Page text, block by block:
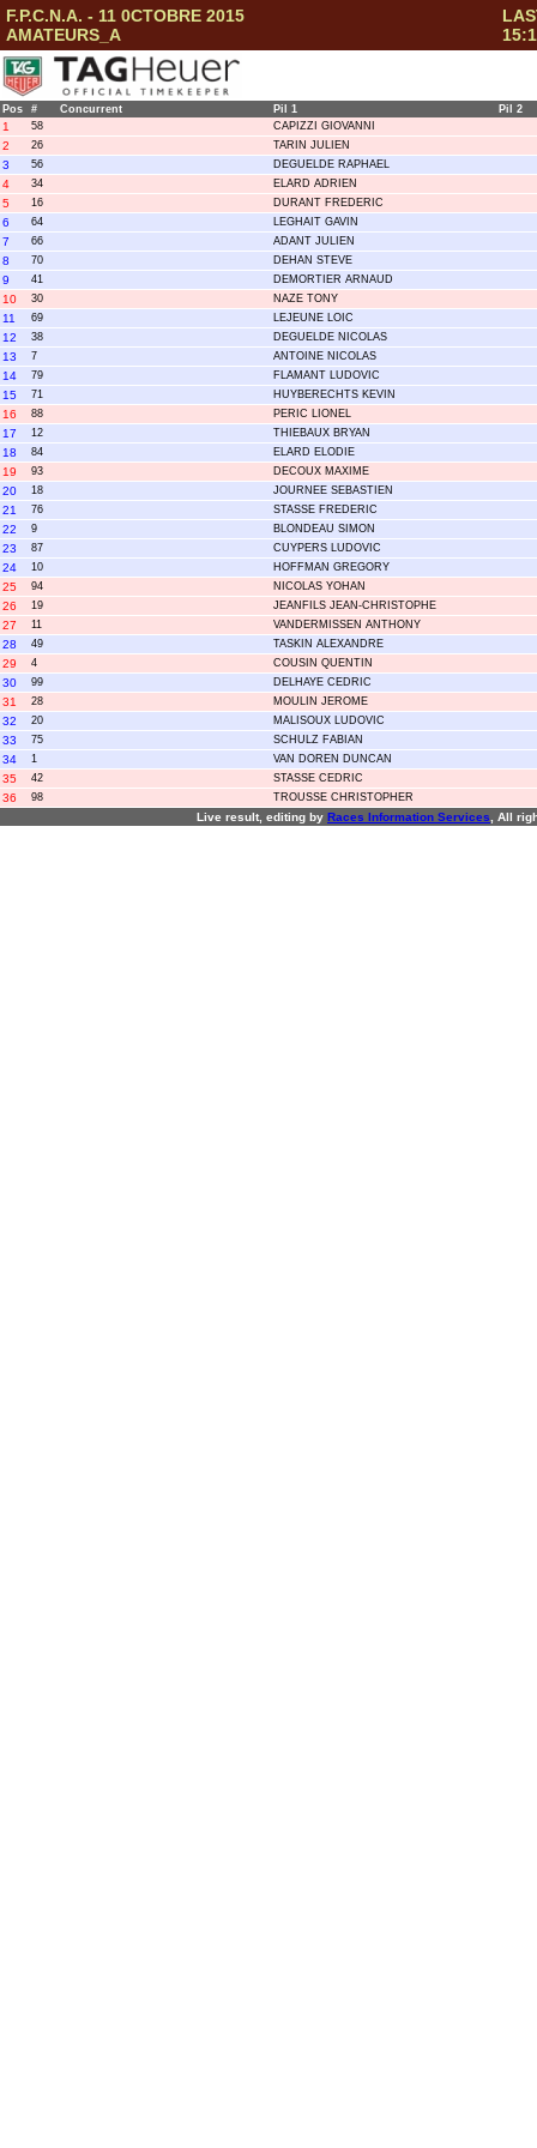
F.P.C.N.A. - 11 0CTOBRE 2015
AMATEURS_A
Pos # Concurrent Pil 1 Pil 2
1 58 CAPIZZI GIOVANNI
2 26 TARIN JULIEN
3 56 DEGUELDE RAPHAEL
4 34 ELARD ADRIEN
5 16 DURANT FREDERIC
6 64 LEGHAIT GAVIN
7 66 ADANT JULIEN
8 70 DEHAN STEVE
9 41 DEMORTIER ARNAUD
10 30 NAZE TONY
11 69 LEJEUNE LOIC
12 38 DEGUELDE NICOLAS
13 7 ANTOINE NICOLAS
14 79 FLAMANT LUDOVIC
15 71 HUYBERECHTS KEVIN
16 88 PERIC LIONEL
17 12 THIEBAUX BRYAN
18 84 ELARD ELODIE
19 93 DECOUX MAXIME
20 18 JOURNEE SEBASTIEN
21 76 STASSE FREDERIC
22 9 BLONDEAU SIMON
23 87 CUYPERS LUDOVIC
24 10 HOFFMAN GREGORY
25 94 NICOLAS YOHAN
26 19 JEANFILS JEAN-CHRISTOPHE
27 11 VANDERMISSEN ANTHONY
28 49 TASKIN ALEXANDRE
29 4 COUSIN QUENTIN
30 99 DELHAYE CEDRIC
31 28 MOULIN JEROME
32 20 MALISOUX LUDOVIC
33 75 SCHULZ FABIAN
34 1 VAN DOREN DUNCAN
35 42 STASSE CEDRIC
36 98 TROUSSE CHRISTOPHER
Live result, editing by Races Information Services , All